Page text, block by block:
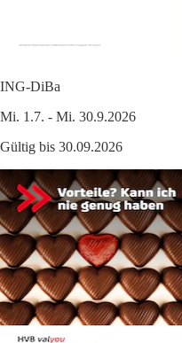
ING-DiBa
Mi. 1.7. - Mi. 30.9.2026
Gültig bis 30.09.2026